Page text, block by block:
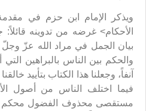
ويذكر الإمام ابن حزم في
الأحكام> غرضه من تدوينه قائلاً:
بيان الجمل في مراد الله عزّ وجلّ
والحكم بين الناس بالبراهين التي
آنفاً، وجعلنا هذا الكتاب بتأييد
فيما اختلف الناس من أصول
مستقصى محذوف الفضول محكم